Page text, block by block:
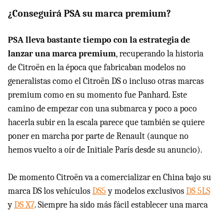
¿Conseguirá PSA su marca premium?
PSA lleva bastante tiempo con la estrategia de
lanzar una marca premium, recuperando la historia
de Citroën en la época que fabricaban modelos no
generalistas como el Citroën DS o incluso otras marcas
premium como en su momento fue Panhard. Este
camino de empezar con una submarca y poco a poco
hacerla subir en la escala parece que también se quiere
poner en marcha por parte de Renault (aunque no
hemos vuelto a oír de Initiale París desde su anuncio).
De momento Citroën va a comercializar en China bajo su
marca DS los vehículosDS5y modelos exclusivosDS 5LS
yDS X7. Siempre ha sido más fácil establecer una marca